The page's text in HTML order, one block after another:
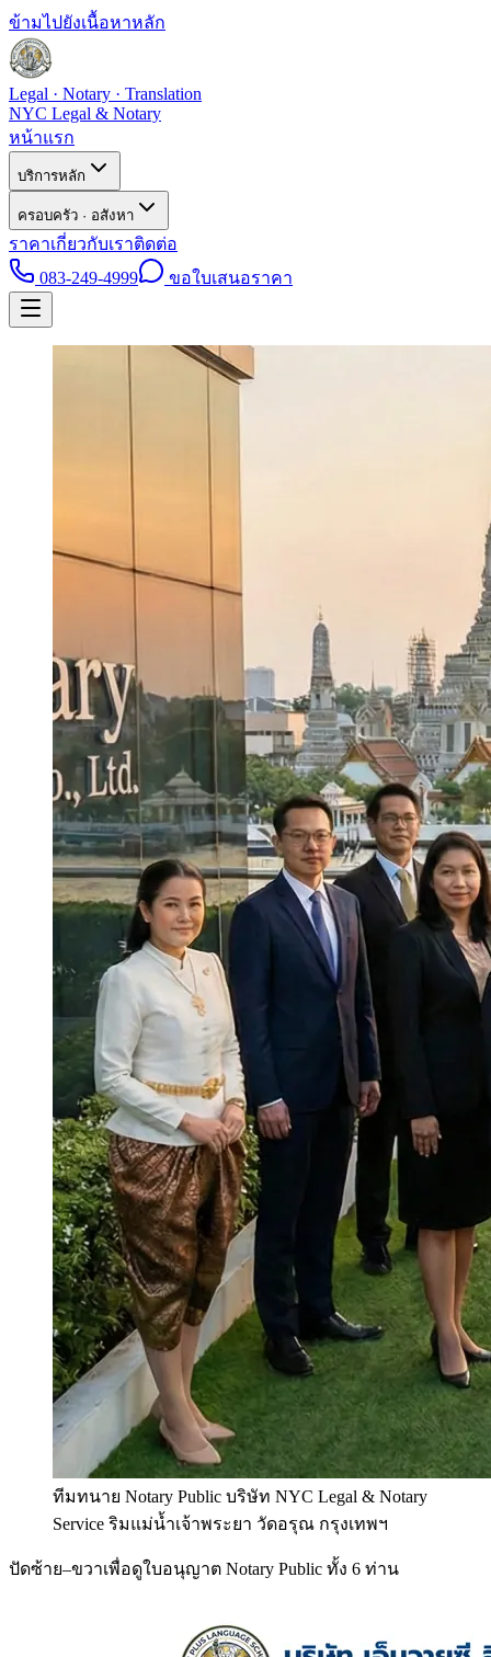
ข้ามไปยังเนื้อหาหลัก
Legal · Notary · Translation
NYC Legal & Notary
หน้าแรก
บริการหลัก
ครอบครัว · อสังหา
ราคาเกี่ยวกับเราติดต่อ
083-249-4999
ขอใบเสนอราคา
ทีมทนาย Notary Public บริษัท NYC Legal & Notary
Service ริมแม่น้ำเจ้าพระยา วัดอรุณ กรุงเทพฯ
ปัดซ้าย–ขวาเพื่อดูใบอนุญาต Notary Public ทั้ง 6 ท่าน